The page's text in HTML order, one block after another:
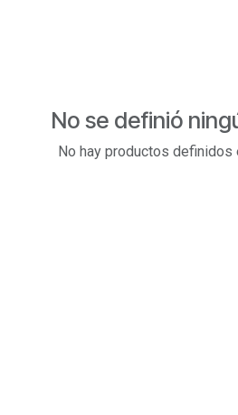
No se definió
No hay productos definidos